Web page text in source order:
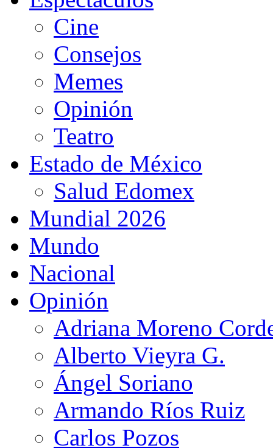
Cine
Consejos
Memes
Opinión
Teatro
Estado de México
Salud Edomex
Mundial 2026
Mundo
Nacional
Opinión
Adriana Moreno
Alberto Vieyra G.
Ángel Soriano
Armando Ríos Ruiz
Carlos Pozos